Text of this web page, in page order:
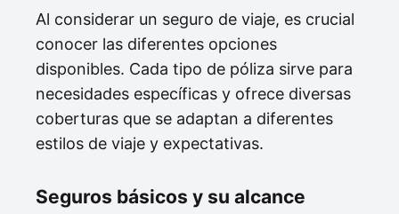
Al considerar un seguro de viaje, es crucial
conocer las diferentes opciones
disponibles. Cada tipo de póliza sirve para
necesidades específicas y ofrece diversas
coberturas que se adaptan a diferentes
estilos de viaje y expectativas.
Seguros básicos y su alcance